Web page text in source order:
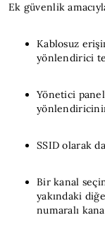
Ek güvenlik
Kablosuz
yönlendirici
Yönetici
SSID olarak
Bir kanal
yakındaki
numaralı